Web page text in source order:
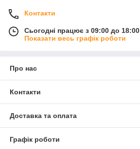
Контакти
Сьогодні працює з 09:00 до 18:00
Показати весь графік роботи
Про нас
Контакти
Доставка та оплата
Графік роботи